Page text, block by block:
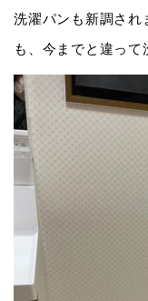
洗濯パンも新調され
も、今までと違って